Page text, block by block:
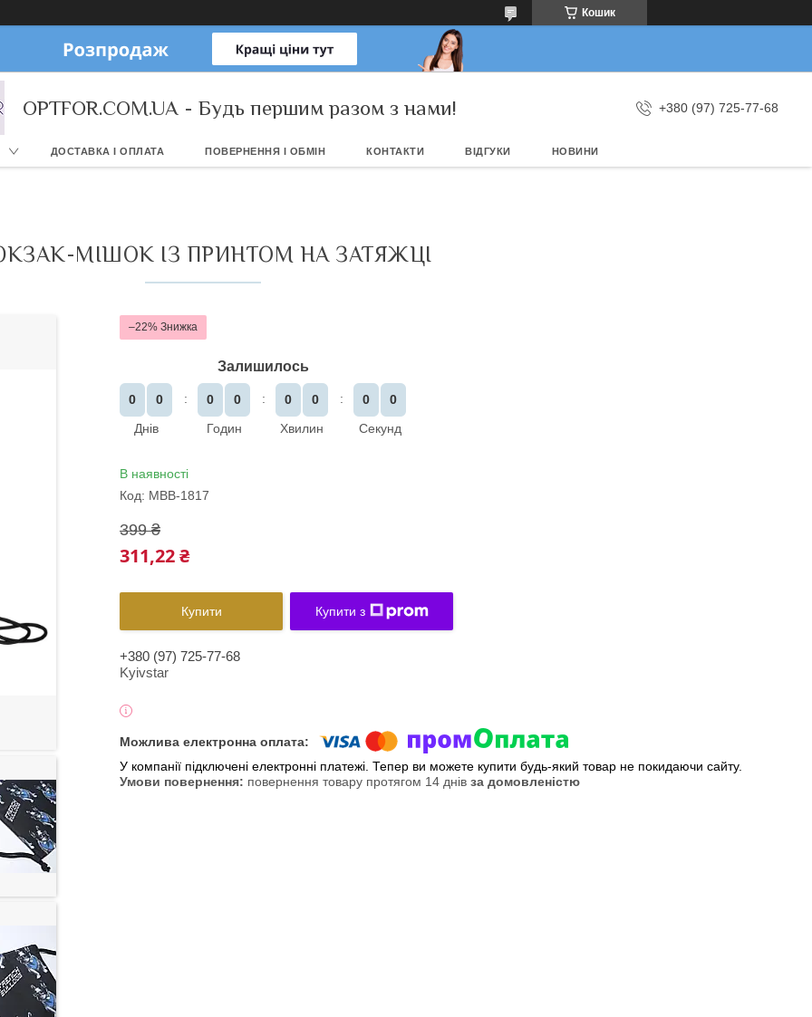
Кошик
OPTFOR.COM.UA - Будь першим разом з нами! +380 (97) 725-77-68
ДОСТАВКА І ОПЛАТА ПОВЕРНЕННЯ І ОБМІН КОНТАКТИ ВІДГУКИ НОВИНИ
МІШОК ІЗ ПРИНТОМ НА ЗАТЯЖЦІ
–22%
Залишилось
0
0
Днів
0
0
Годин
0
0
Хвилин
0
0
Секунд
В наявності
Код: MBB-1817
399 ₴
311,22 ₴
Купити Купити з
+380 (97) 725-77-68
Kyivstar
У компанії підключені електронні платежі. Тепер ви можете купити будь-який товар не покидаючи сайту.
повернення товару протягом 14 днів за домовленістю